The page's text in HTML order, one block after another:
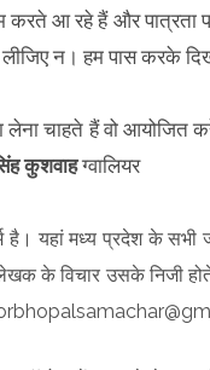
आ रहे हैं और पात्रता
लीजिए न। हम पास करके
लेना चाहते हैं वो
कुशवाहग्वालियर
यहां मध्य प्रदेश के सभी
के विचार उसके निजी